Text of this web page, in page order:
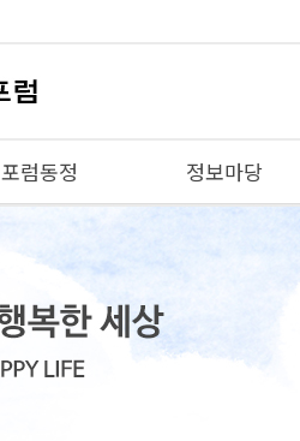
포럼동정 정보마당